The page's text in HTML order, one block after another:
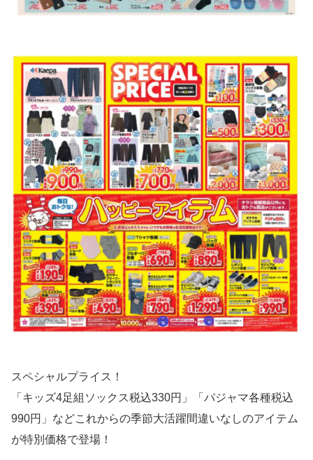
スペシャルプライス！
「キッズ4足組ソックス税込330円」「パジャマ各種税込
990円」などこれからの季節大活躍間違いなしのアイテム
が特別価格で登場！